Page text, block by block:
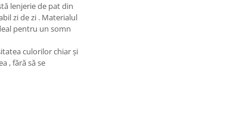
lenjerie de pat din
zi de zi . Materialul
pentru un somn
culorilor chiar și
, fără să se